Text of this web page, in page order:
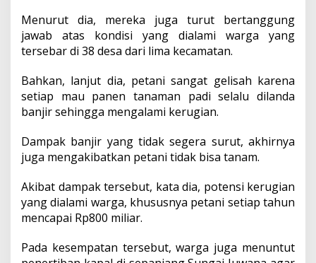
Menurut dia, mereka juga turut bertanggung
jawab atas kondisi yang dialami warga yang
tersebar di 38 desa dari lima kecamatan.
Bahkan, lanjut dia, petani sangat gelisah karena
setiap mau panen tanaman padi selalu dilanda
banjir sehingga mengalami kerugian.
Dampak banjir yang tidak segera surut, akhirnya
juga mengakibatkan petani tidak bisa tanam.
Akibat dampak tersebut, kata dia, potensi kerugian
yang dialami warga, khususnya petani setiap tahun
mencapai Rp800 miliar.
Pada kesempatan tersebut, warga juga menuntut